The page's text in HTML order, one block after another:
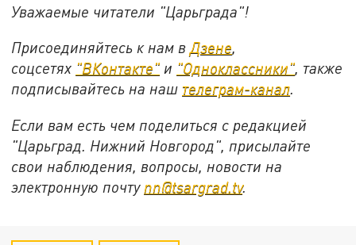
Уважаемые читатели "Царьграда"!
Присоединяйтесь к нам вДзене,
соцсетях "ВКонтакте" и "Одноклассники", также
подписывайтесь на наш телеграм-канал.
Если вам есть чем поделиться с редакцией
"Царьград. Нижний Новгород", присылайте
свои наблюдения, вопросы, новости на
электронную почту nn@tsargrad.tv.